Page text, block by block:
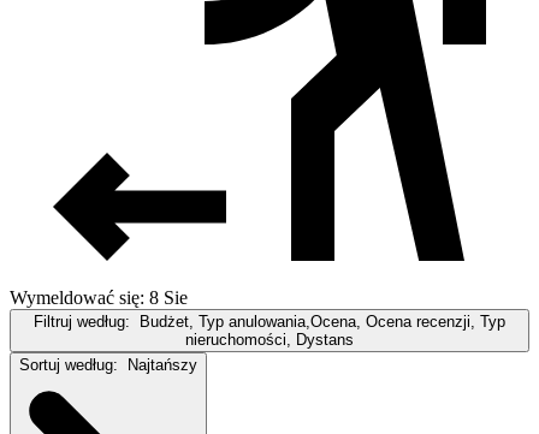
Wymeldować się: 8 Sie
Filtruj według: Budżet, Typ anulowania,Ocena, Ocena recenzji, Typ
nieruchomości, Dystans
Sortuj według: Najtańszy